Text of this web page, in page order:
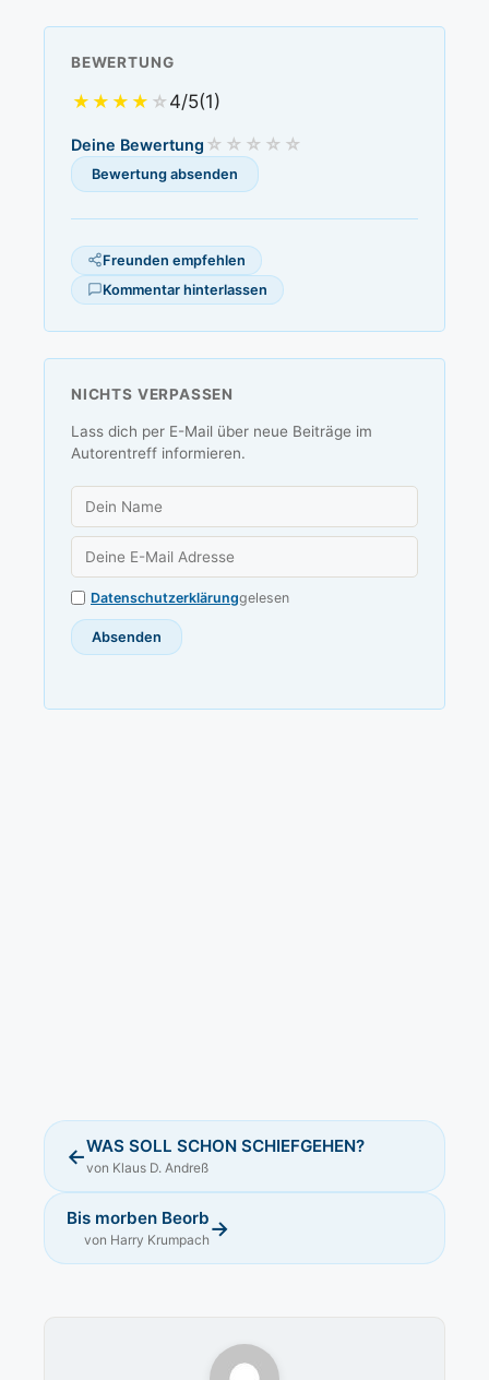
BEWERTUNG
4/5(1)
Deine Bewertung
Freunden empfehlen
Kommentar hinterlassen
NICHTS VERPASSEN
Lass dich per E-Mail über neue Beiträge im
Autorentreff informieren.
Datenschutzerklärunggelesen
←WAS SOLL SCHON SCHIEFGEHEN?
von Klaus D. Andreß
Bis morben Beorb
von Harry Krumpach →